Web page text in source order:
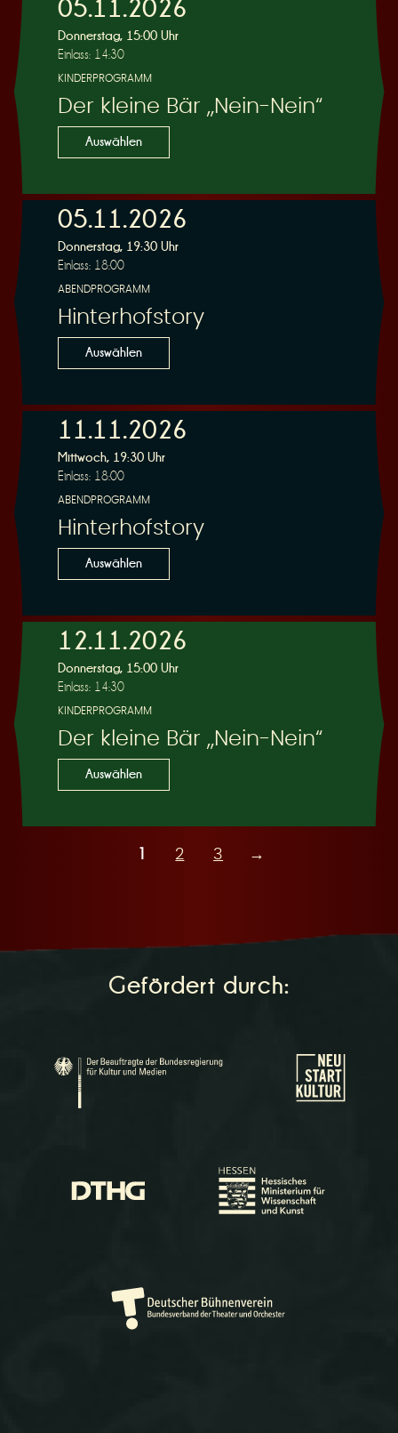
05.11.2026
Donnerstag, 15:00 Uhr
Einlass: 14:30
KINDERPROGRAMM
Der kleine Bär „Nein-Nein“
Auswählen
05.11.2026
Donnerstag, 19:30 Uhr
Einlass: 18:00
ABENDPROGRAMM
Hinterhofstory
Auswählen
11.11.2026
Mittwoch, 19:30 Uhr
Einlass: 18:00
ABENDPROGRAMM
Hinterhofstory
Auswählen
12.11.2026
Donnerstag, 15:00 Uhr
Einlass: 14:30
KINDERPROGRAMM
Der kleine Bär „Nein-Nein“
Auswählen
2 3 →
Gefördert durch: